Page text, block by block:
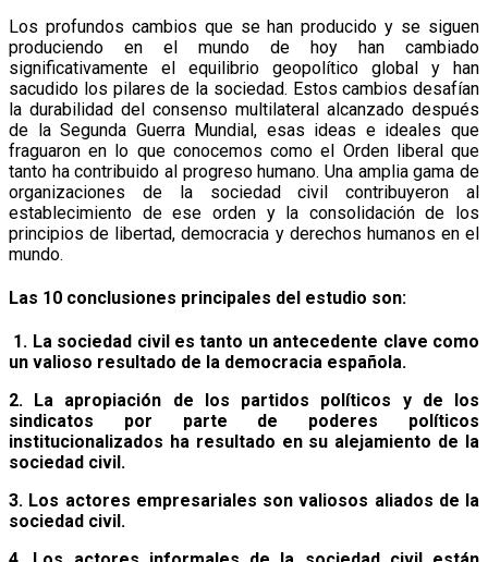
Los profundos cambios que se han producido y se siguen
produciendo en el mundo de hoy han cambiado
significativamente el equilibrio geopolítico global y han
sacudido los pilares de la sociedad. Estos cambios desafían
la durabilidad del consenso multilateral alcanzado después
de la Segunda Guerra Mundial, esas ideas e ideales que
fraguaron en lo que conocemos como el Orden liberal que
tanto ha contribuido al progreso humano. Una amplia gama de
organizaciones de la sociedad civil contribuyeron al
establecimiento de ese orden y la consolidación de los
principios de libertad, democracia y derechos humanos en el
mundo.
Las 10 conclusiones principales del estudio son:
1. La sociedad civil es tanto un antecedente clave como
un valioso resultado de la democracia española.
2. La apropiación de los partidos políticos y de los
sindicatos por parte de poderes políticos
institucionalizados ha resultado en su alejamiento de la
sociedad civil.
3. Los actores empresariales son valiosos aliados de la
sociedad civil.